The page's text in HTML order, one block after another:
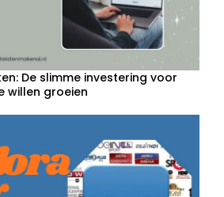
De slimme investering voor
willen groeien